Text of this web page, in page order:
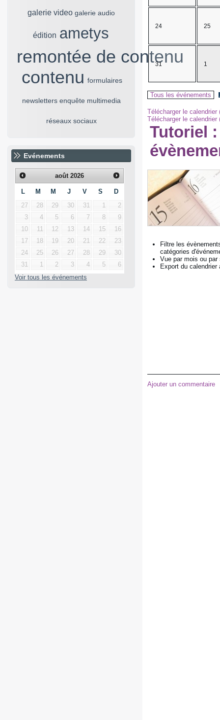
Evénements
août 2026
L M M J V S
D
27
28 29 30 31 1
2
3
4 5 6 7 8
9
10
11 12 13 14 15
16
17
18 19 20 21 22
23
24
25 26 27 28 29
30
31
1 2 3 4 5
6
Voir tous les événements
24 25
31 1
Tous les événements
Télécharger le calendrier
Télécharger le calendrier
Tutoriel
Filtre les
catégories
Vue par mois ou par
Export du calendrier
Ajouter un commentaire